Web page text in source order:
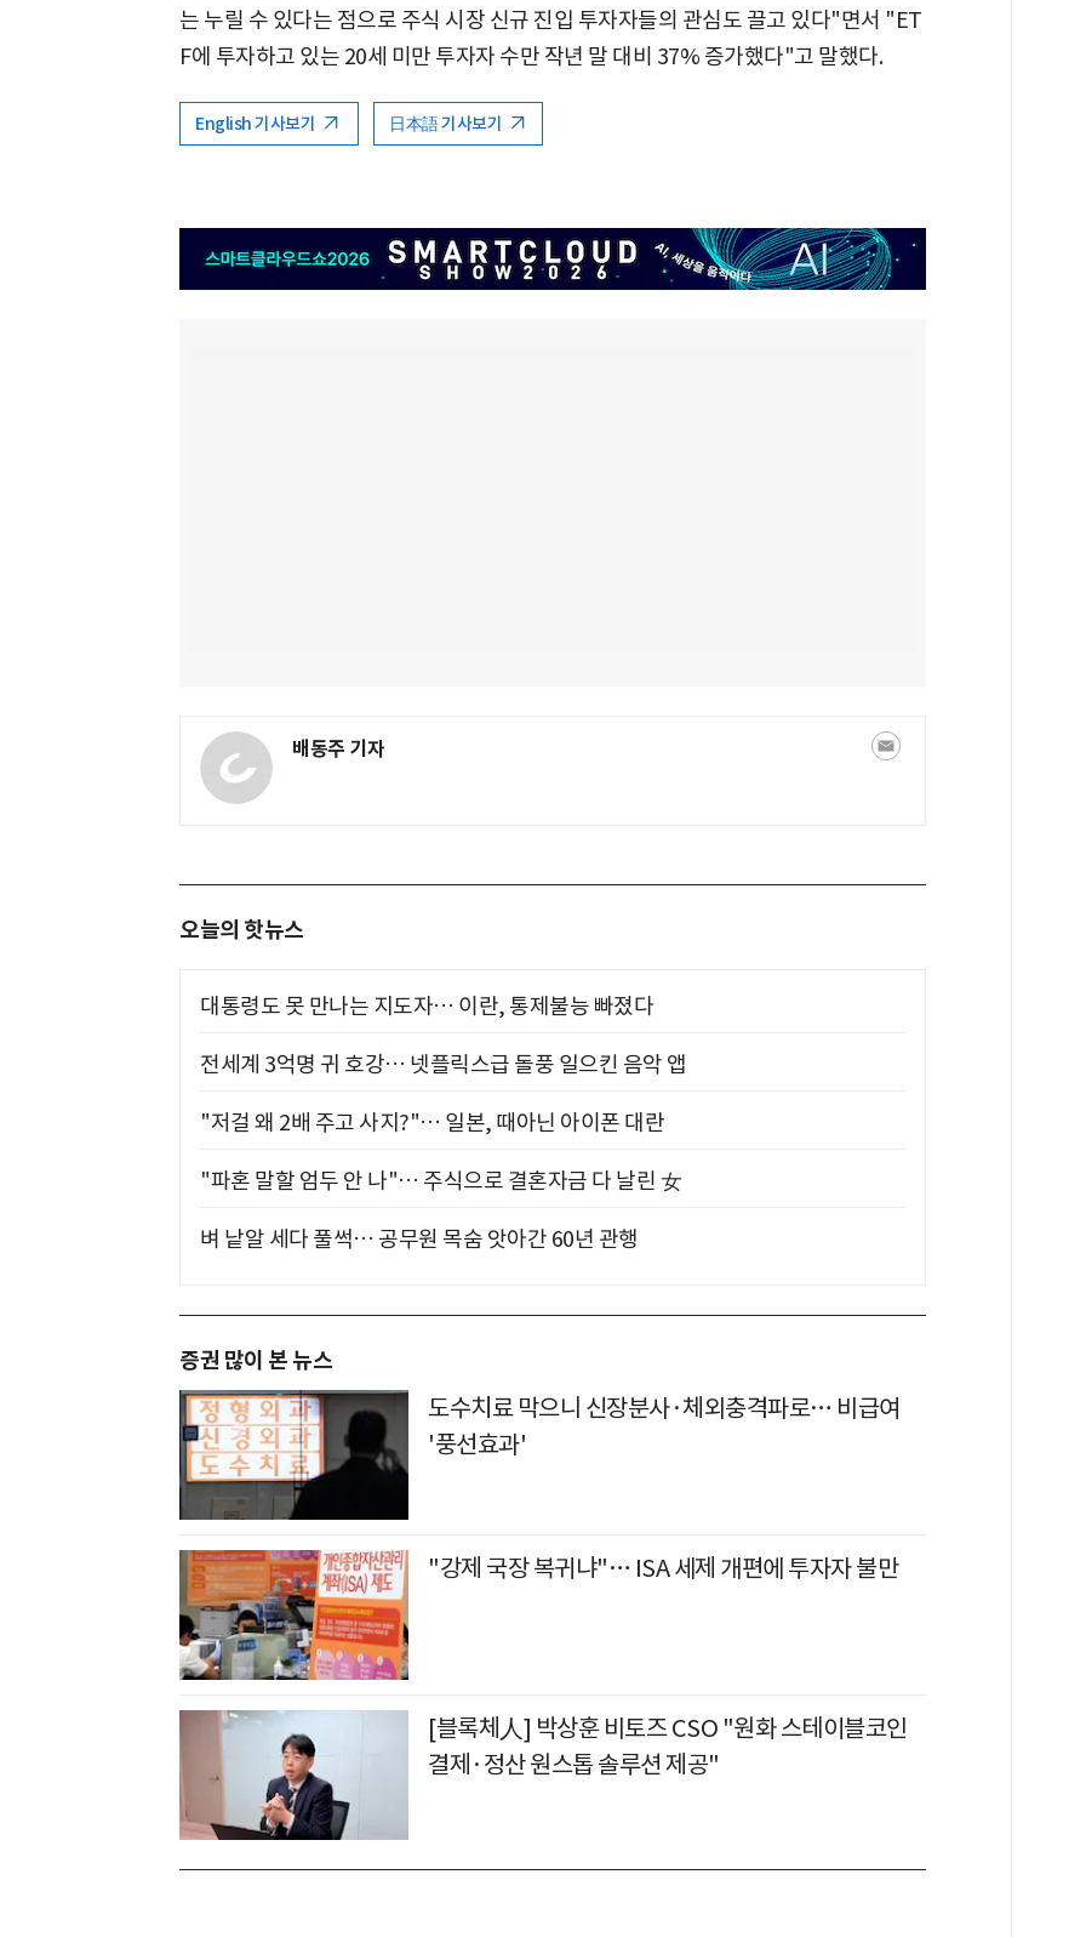
는 누릴 수 있다는 점으로 주식 시장 신규 진입 투자자들의 관심도 끌고 있다"면서 "ET
F에 투자하고 있는 20세 미만 투자자 수만 작년 말 대비 37% 증가했다"고 말했다.
English 기사보기 日本語 기사보기
배동주 기자
오늘의 핫뉴스
대통령도 못 만나는 지도자… 이란, 통제불능 빠졌다
전세계 3억명 귀 호강… 넷플릭스급 돌풍 일으킨 음악 앱
"저걸 왜 2배 주고 사지?"… 일본, 때아닌 아이폰 대란
"파혼 말할 엄두 안 나"… 주식으로 결혼자금 다 날린 女
벼 낱알 세다 풀썩… 공무원 목숨 앗아간 60년 관행
증권 많이 본 뉴스
도수치료 막으니 신장분사·체외충격파로… 비급여
'풍선효과'
"강제 국장 복귀냐"… ISA 세제 개편에 투자자 불만
[블록체人] 박상훈 비토즈 CSO "원화 스테이블코인
결제·정산 원스톱 솔루션 제공"